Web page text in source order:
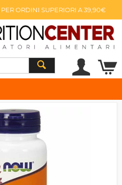
ORDINI SUPERIORI A 39,90€